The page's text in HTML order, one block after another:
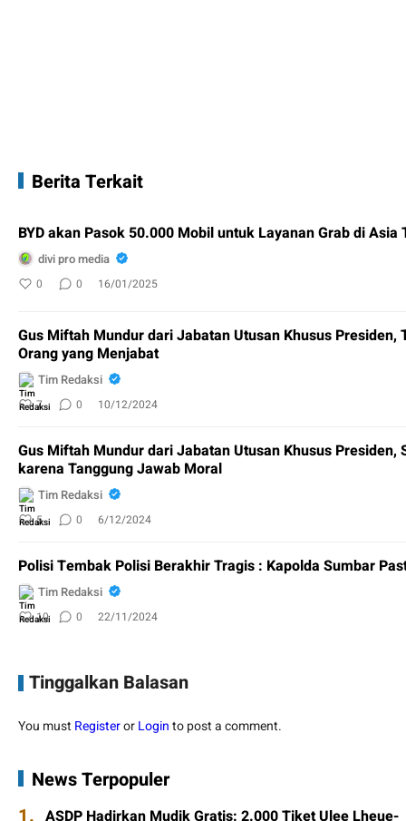
Berita Terkait
BYD akan Pasok 50.000 Mobil untuk Layanan Grab di Asia
divi pro media
0 0 16/01/2025
Gus Miftah Mundur dari Jabatan Utusan Khusus Presiden,
Orang yang Menjabat
Tim Redaksi
7 0 10/12/2024
Gus Miftah Mundur dari Jabatan Utusan Khusus Presiden,
karena Tanggung Jawab Moral
Tim Redaksi
5 0 6/12/2024
Polisi Tembak Polisi Berakhir Tragis : Kapolda Sumbar
Tim Redaksi
10 0 22/11/2024
Tinggalkan Balasan
You must RegisterorLoginto post a comment.
News Terpopuler